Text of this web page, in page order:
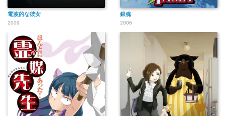
電波的な彼女
2009
銀魂
2006